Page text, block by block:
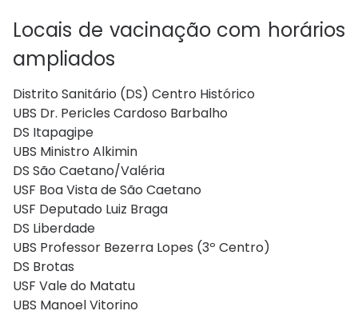
Locais de vacinação com horários
ampliados
Distrito Sanitário (DS) Centro Histórico
UBS Dr. Pericles Cardoso Barbalho
DS Itapagipe
UBS Ministro Alkimin
DS São Caetano/Valéria
USF Boa Vista de São Caetano
USF Deputado Luiz Braga
DS Liberdade
UBS Professor Bezerra Lopes (3º Centro)
DS Brotas
USF Vale do Matatu
UBS Manoel Vitorino